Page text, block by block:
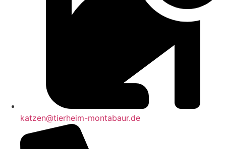
katzen@tierheim-montabaur.de